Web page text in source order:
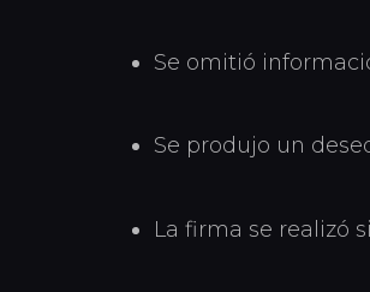
Se omitió
Se produjo un
La firma se realizó